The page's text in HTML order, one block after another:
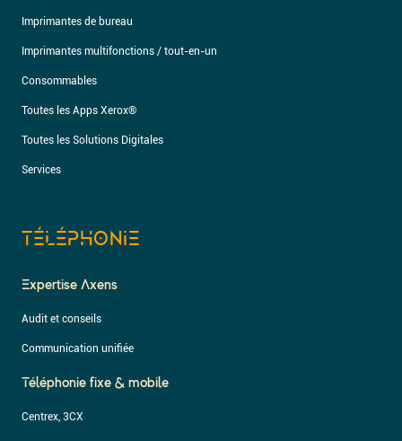
Imprimantes de bureau
Imprimantes multifonctions / tout-en-un
Consommables
Toutes les Apps Xerox®
Toutes les Solutions Digitales
Services
TÉLÉPHONIE
Expertise Axens
Audit et conseils
Communication unifiée
Téléphonie fixe & mobile
Centrex, 3CX